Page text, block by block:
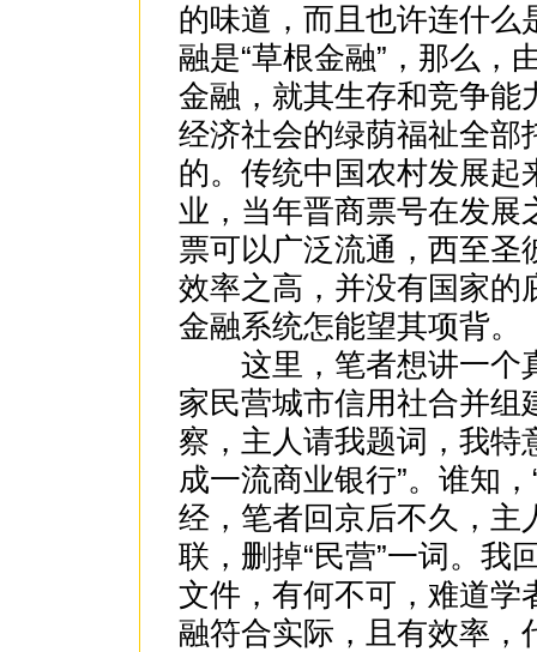
的味道，而且也许连什么
融是“草根金融”，那么，
金融，就其生存和竞争能
经济社会的绿荫福祉全部
的。传统中国农村发展起
业，当年晋商票号在发展
票可以广泛流通，西至圣
效率之高，并没有国家的
金融系统怎能望其项背。
这里，笔者想讲一个
家民营城市信用社合并组
察，主人请我题词，我特
成一流商业银行”。谁知
经，笔者回京后不久，主
联，删掉“民营”一词。我
文件，有何不可，难道学
融符合实际，且有效率，